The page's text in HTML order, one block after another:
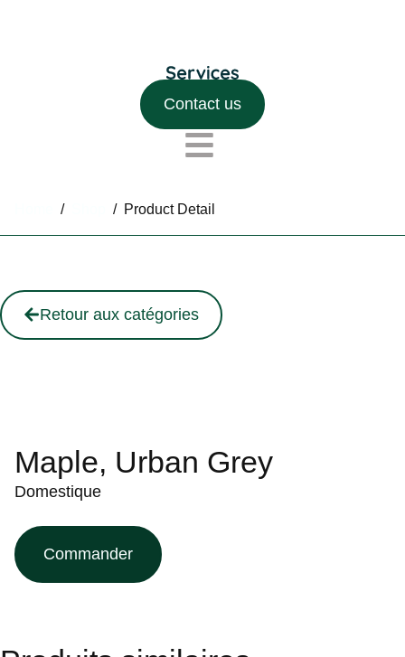
Contact us
/ / Product Detail
Retour aux catégories
Maple, Urban Grey
Domestique
Commander